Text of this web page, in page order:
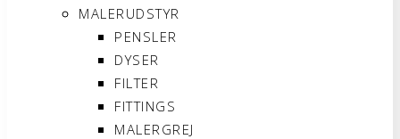
MALERUDSTYR
PENSLER
DYSER
FILTER
FITTINGS
MALERGREJ